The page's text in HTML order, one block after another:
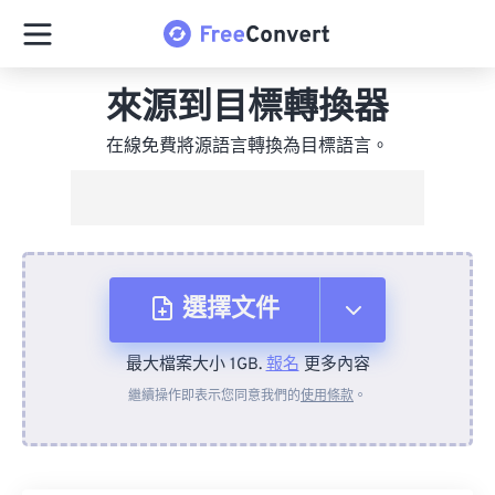
來源到目標轉換器
在線免費將源語言轉換為目標語言。
選擇文件
來自裝置
最大檔案大小 1GB.報名更多內容
繼續操作即表示您同意我們的使用條款 。